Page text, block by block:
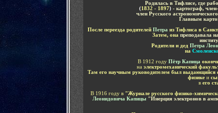
Родилась в Тифлисе, где
(1832 - 1897) - картограф,
член Русского
Главным
После переезда родителей Петра из Тифлиса в
Затем, она преподавала
Родители и дед Петра
на
В 1912 году Пётр Капица
на электромеханический
Там его научным руководителем был выдающийся
физикеи
вего
В 1916 году в "Журнале русского физико-
Леонидовича Капицы "Инерция электронов в